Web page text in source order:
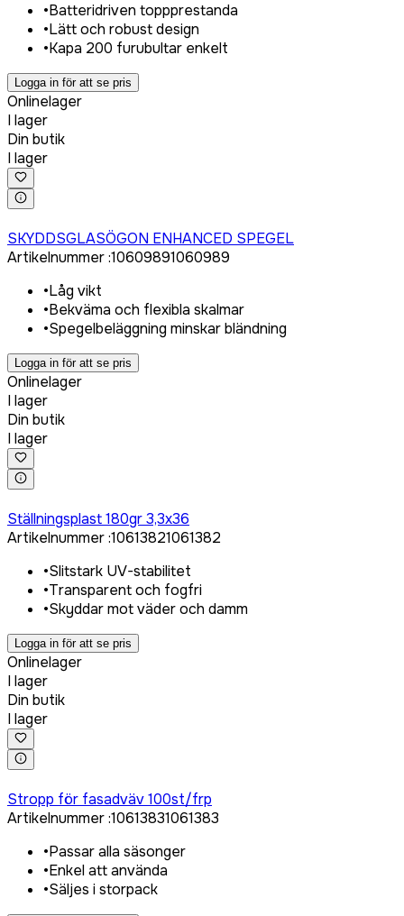
•Batteridriven toppprestanda
•Lätt och robust design
•Kapa 200 furubultar enkelt
Logga in för att se pris
Onlinelager
I lager
Din butik
I lager
SKYDDSGLASÖGON ENHANCED SPEGEL
Artikelnummer:10609891060989
•Låg vikt
•Bekväma och flexibla skalmar
•Spegelbeläggning minskar bländning
Logga in för att se pris
Onlinelager
I lager
Din butik
I lager
Ställningsplast 180gr 3,3x36
Artikelnummer:10613821061382
•Slitstark UV-stabilitet
•Transparent och fogfri
•Skyddar mot väder och damm
Logga in för att se pris
Onlinelager
I lager
Din butik
I lager
Stropp för fasadväv 100st/frp
Artikelnummer:10613831061383
•Passar alla säsonger
•Enkel att använda
•Säljes i storpack